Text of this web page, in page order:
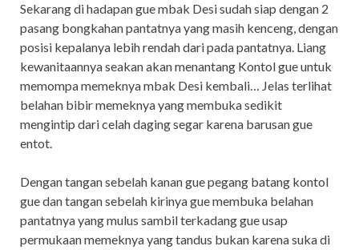
Sekarang di hadapan gue mbak Desi sudah siap dengan 2
pasang bongkahan pantatnya yang masih kenceng, dengan
posisi kepalanya lebih rendah dari pada pantatnya. Liang
kewanitaannya seakan akan menantang Kontol gue untuk
memompa memeknya mbak Desi kembali… Jelas terlihat
belahan bibir memeknya yang membuka sedikit
mengintip dari celah daging segar karena barusan gue
entot.
Dengan tangan sebelah kanan gue pegang batang kontol
gue dan tangan sebelah kirinya gue membuka belahan
pantatnya yang mulus sambil terkadang gue usap
permukaan memeknya yang tandus bukan karena suka di